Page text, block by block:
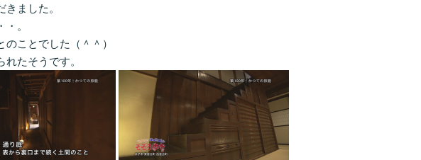
ました。
。
ことでした（＾＾）
たそうです。